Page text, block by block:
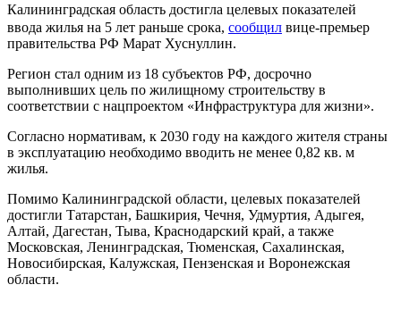
Калининградская область достигла целевых показателей
ввода жилья на 5 лет раньше срока, сообщил вице-премьер
правительства РФ Марат Хуснуллин.
Регион стал одним из 18 субъектов РФ, досрочно
выполнивших цель по жилищному строительству в
соответствии с нацпроектом «Инфраструктура для жизни».
Согласно нормативам, к 2030 году на каждого жителя страны
в эксплуатацию необходимо вводить не менее 0,82 кв. м
жилья.
Помимо Калининградской области, целевых показателей
достигли Татарстан, Башкирия, Чечня, Удмуртия, Адыгея,
Алтай, Дагестан, Тыва, Краснодарский край, а также
Московская, Ленинградская, Тюменская, Сахалинская,
Новосибирская, Калужская, Пензенская и Воронежская
области.